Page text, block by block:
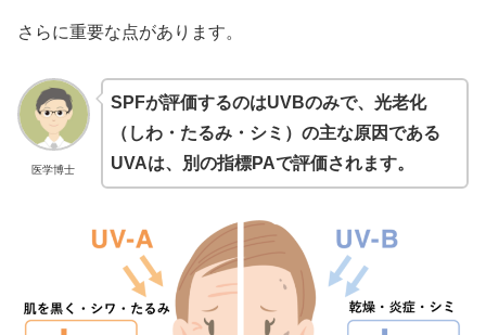
さらに重要な点があります。
医学博士
SPFが評価するのはUVBのみで、光老化
（しわ・たるみ・シミ）の主な原因である
UVAは、別の指標PAで評価されます。